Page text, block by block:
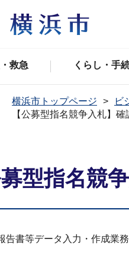
救急 くらし・手
横浜市トップページ ビ
【公募型指名競争入札】
募型指名競
告書等データ入力・作成業